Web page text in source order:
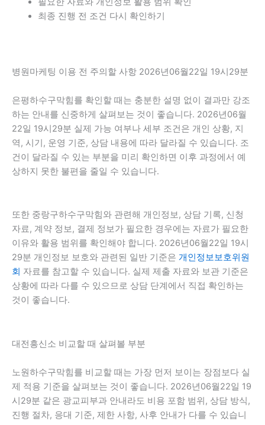
최종 진행 전 조건 다시 확인하기
병원마케팅 이용 전 주의할 사항 2026년06월22일 19시29분
은평하수구막힘를 확인할 때는 충분한 설명 없이 결과만 강조
하는 안내를 신중하게 살펴보는 것이 좋습니다. 2026년06월
22일 19시29분 실제 가능 여부나 세부 조건은 개인 상황, 지
역, 시기, 운영 기준, 상담 내용에 따라 달라질 수 있습니다. 조
건이 달라질 수 있는 부분을 미리 확인하면 이후 과정에서 예
상하지 못한 불편을 줄일 수 있습니다.
또한 중랑구하수구막힘와 관련해 개인정보, 상담 기록, 신청
자료, 계약 정보, 결제 정보가 필요한 경우에는 자료가 필요한
이유와 활용 범위를 확인해야 합니다. 2026년06월22일 19시
29분 개인정보 보호와 관련된 일반 기준은 개인정보보호위원
회 자료를 참고할 수 있습니다. 실제 제출 자료와 보관 기준은
상황에 따라 다를 수 있으므로 상담 단계에서 직접 확인하는
것이 좋습니다.
대전흥신소 비교할 때 살펴볼 부분
노원하수구막힘를 비교할 때는 가장 먼저 보이는 장점보다 실
제 적용 기준을 살펴보는 것이 좋습니다. 2026년06월22일 19
시29분 같은 광교피부과 안내라도 비용 포함 범위, 상담 방식,
진행 절차, 응대 기준, 제한 사항, 사후 안내가 다를 수 있습니